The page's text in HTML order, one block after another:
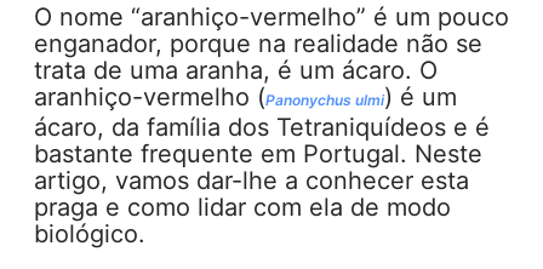
O nome “aranhiço-vermelho” é um pouco
enganador, porque na realidade não se
trata de uma aranha, é um ácaro. O
aranhiço-vermelho (Panonychus ulmi) é um
ácaro, da família dos Tetraniquídeos e é
bastante frequente em Portugal. Neste
artigo, vamos dar-lhe a conhecer esta
praga e como lidar com ela de modo
biológico.